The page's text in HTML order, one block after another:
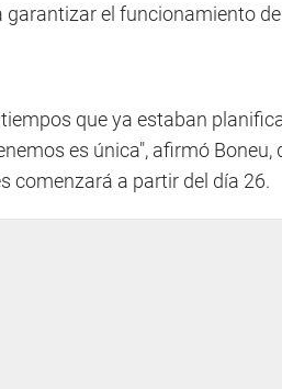
el funcionamiento
que ya estaban
es única", afirmó Boneu,
comenzará a partir del día 26.